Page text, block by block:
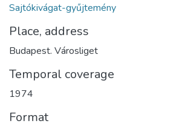
Sajtókivágat-gyűjtemény
Place, address
Budapest. Városliget
Temporal coverage
1974
Format